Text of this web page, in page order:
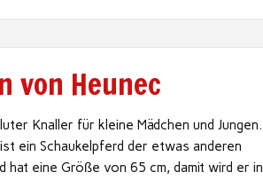
von Heunec
Knaller für kleine Mädchen und Jungen.
ein Schaukelpferd der etwas anderen
hat eine Größe von 65 cm, damit wird er in